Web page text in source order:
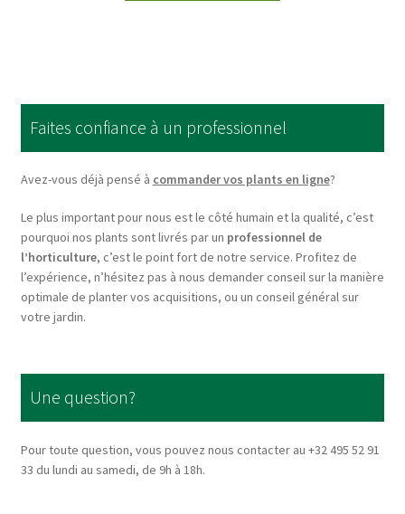
options
may
be
chosen
the
product
page
Faites confiance à un professionnel
Avez-vous déjà pensé à commander vos plants en ligne?
Le plus important pour nous est le côté humain et la qualité, c’est
pourquoi nos plants sont livrés par un professionnel de
l’horticulture, c’est le point fort de notre service. Profitez de
l’expérience, n’hésitez pas à nous demander conseil sur la manière
optimale de planter vos acquisitions, ou un conseil général sur
votre jardin.
Une question?
Pour toute question, vous pouvez nous contacter au +32 495 52 91
33 du lundi au samedi, de 9h à 18h.